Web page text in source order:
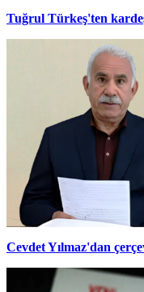
Tuğrul Türkeş'ten
Cevdet Yılmaz'dan